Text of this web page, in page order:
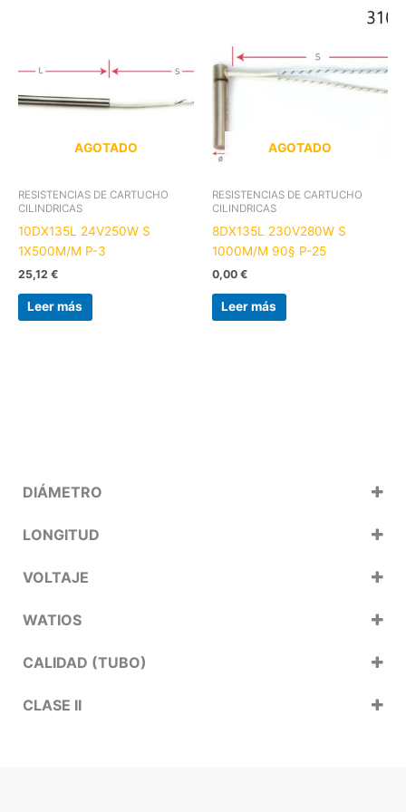
DIÁMETRO
LONGITUD
VOLTAJE
WATIOS
CALIDAD (TUBO)
CLASE II
AGOTADO
RESISTENCIAS DE CARTUCHO
CILINDRICAS
10DX135L 24V250W S
1X500M/M P-3
25,12 €
Leer más
AGOTADO
RESISTENCIAS DE CARTUCHO
CILINDRICAS
8DX135L 230V280W S
1000M/M 90§ P-25
0,00 €
Leer más